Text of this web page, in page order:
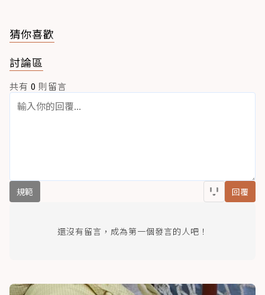
猜你喜歡
討論區
共有 0 則留言
規範 回覆
還沒有留言，成為第一個發言的人吧！